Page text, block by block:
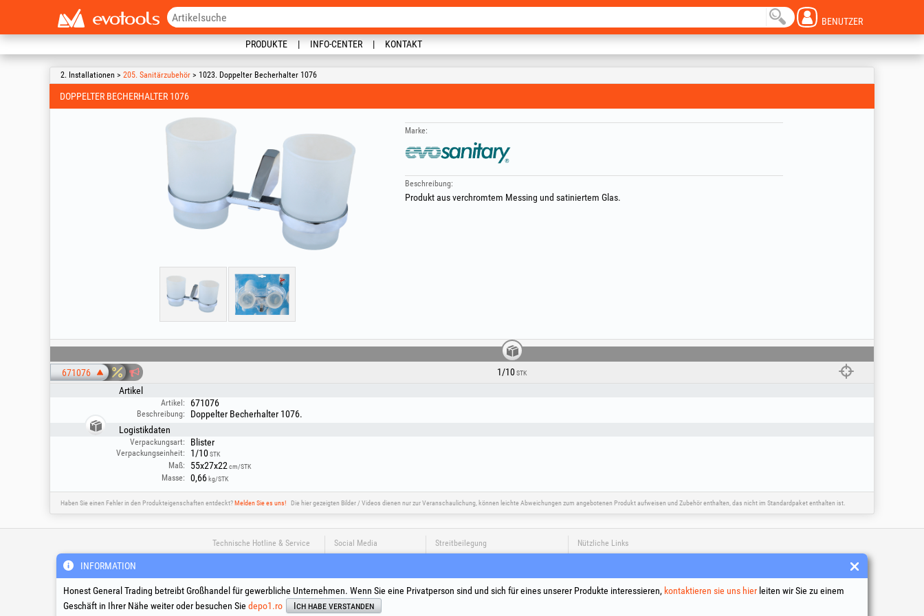
BENUTZER
PRODUKTE INFO-CENTER KONTAKT
2. Installationen > 205. Sanitärzubehör > 1023. Doppelter Becherhalter 1076
DOPPELTER BECHERHALTER 1076
Marke:
Beschreibung:
Produkt aus verchromtem Messing und satiniertem Glas.
671076 1/10STK
Artikel
Artikel: 671076
Beschreibung:
Doppelter Becherhalter 1076.
Logistikdaten
Verpackungsart: Blister
Verpackungseinheit: 1/10STK
Maß: 55x27x22 cm/STK
Masse: 0,66 kg/STK
Haben Sie einen Fehler in den Produkteigenschaften entdeckt?Melden Sie es uns! Die hier gezeigten Bilder / Videos dienen nur zur Veranschaulichung, können leichte Abweichungen zum angebotenen Produkt aufweisen und Zubehör enthalten, das nicht im Standardpaket enthalten ist.
Technische Hotline & Service
Montag – Freitag
08:00 - 17:30
Social Media Streitbeilegung Nützliche Links
Verarbeitung personenbezogener Daten
Cookie-Richtlinie
INFORMATION
Honest General Trading betreibt Großhandel für gewerbliche Unternehmen. Wenn Sie eine Privatperson sind und sich für eines unserer Produkte interessieren, kontaktieren sie uns hier leiten wir Sie zu einem
Geschäft in Ihrer Nähe weiter oder besuchen Sie depo1.ro Ich habe verstanden